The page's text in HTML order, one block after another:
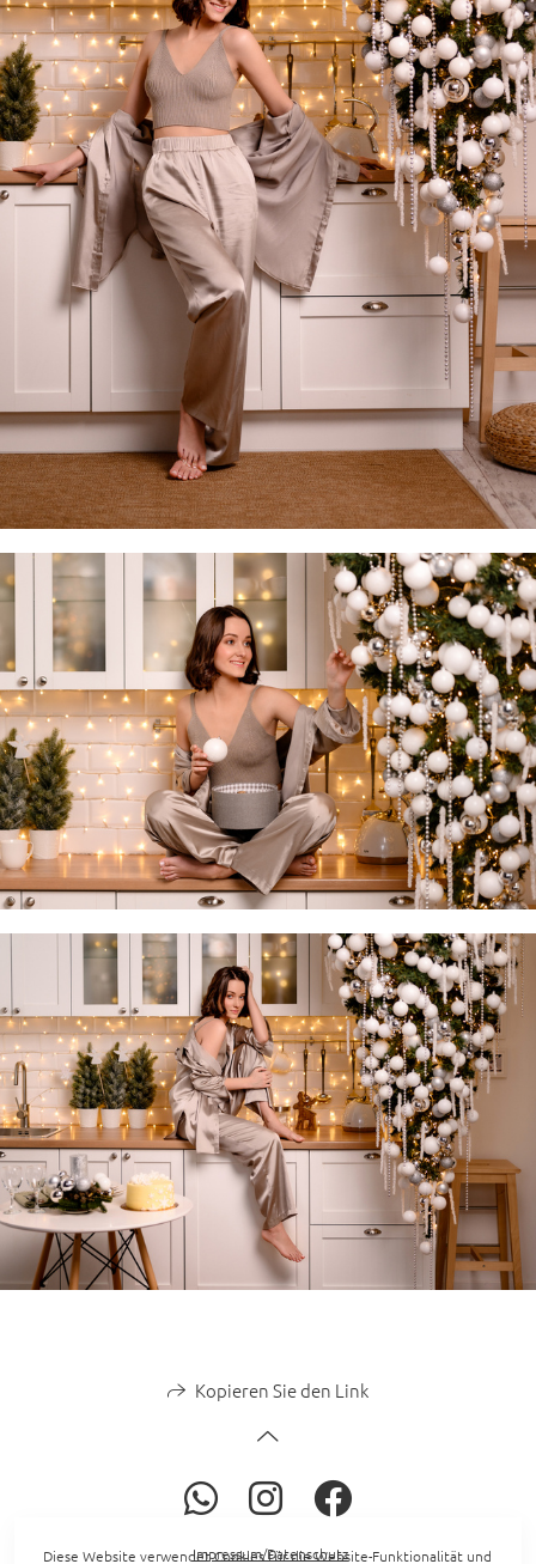
Kopieren Sie den Link
Impressum/Datenschutz
Diese Website verwendet Cookies für die Website-Funktionalität und